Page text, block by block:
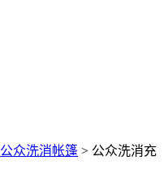
公众洗消帐篷 > 公众洗消充